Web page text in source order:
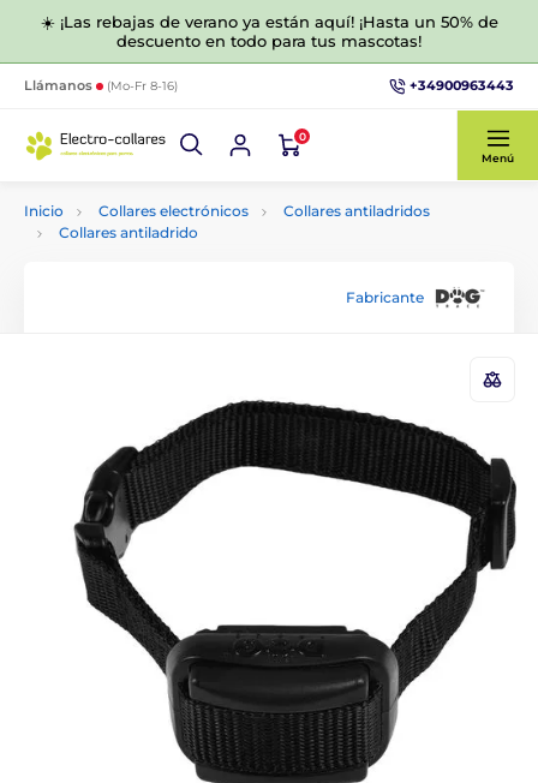
☀️ ¡Las rebajas de verano ya están aquí! ¡Hasta un 50% de
descuento en todo para tus mascotas!
Llámanos (Mo-Fr 8-16) +34900963443
0
Menú
Inicio Collares electrónicos
Collares antiladridos
Collares antiladrido
Fabricante